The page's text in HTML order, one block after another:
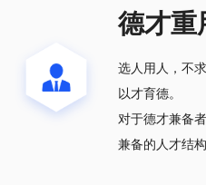
德才重
选人用人，不
以才育德。
对于德才兼备
兼备的人才结构